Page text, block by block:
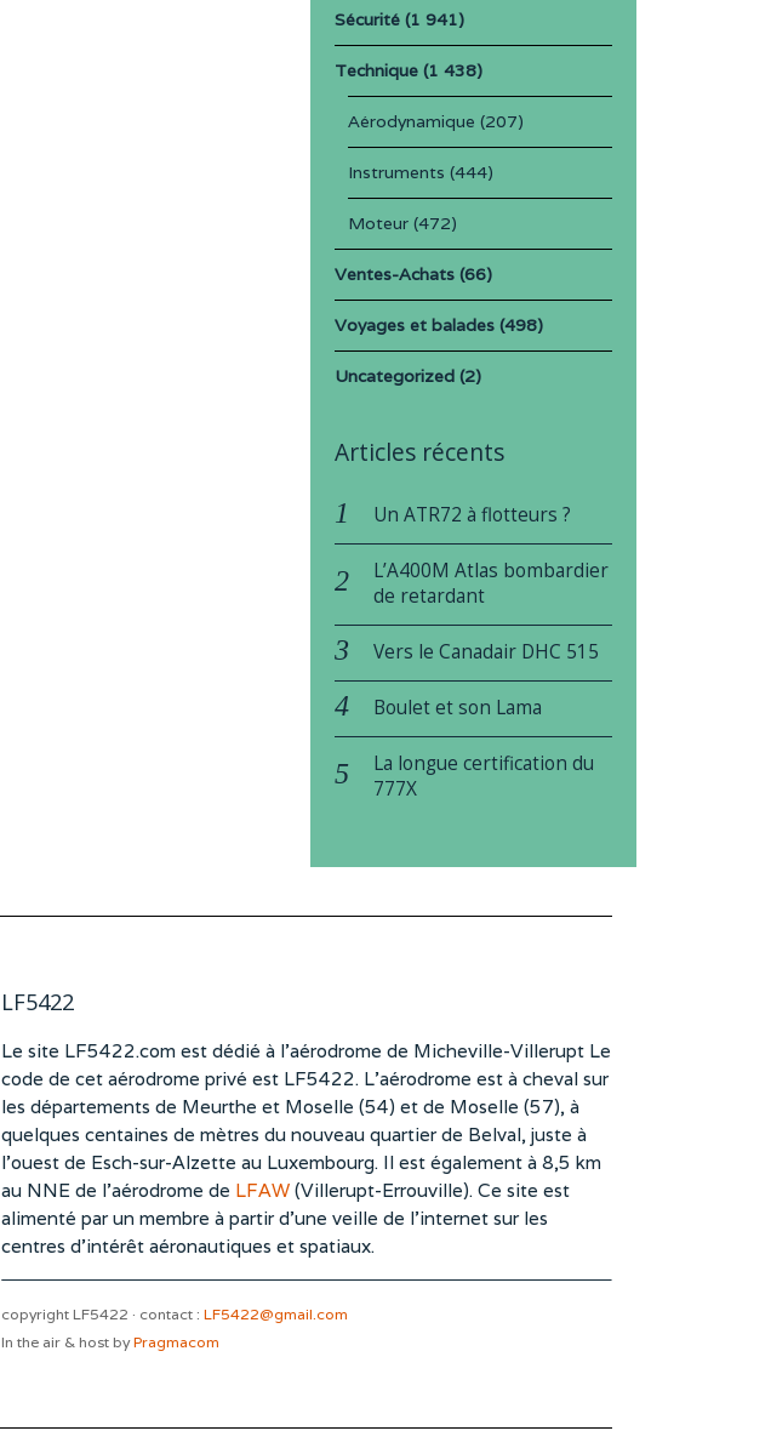
Sécurité(1 941)
Technique(1 438)
Aérodynamique (207)
Instruments (444)
Moteur(472)
Ventes-Achats(66)
Voyages et balades(498)
Uncategorized(2)
Articles récents
Un ATR72 à flotteurs ?
L’A400M Atlas bombardier
de retardant
Vers le Canadair DHC 515
Boulet et son Lama
La longue certification du
777X
LF5422
Le site LF5422.com est dédié à l’aérodrome de Micheville-Villerupt Le
code de cet aérodrome privé est LF5422. L’aérodrome est à cheval sur
les départements de Meurthe et Moselle (54) et de Moselle (57), à
quelques centaines de mètres du nouveau quartier de Belval, juste à
l’ouest de Esch-sur-Alzette au Luxembourg. Il est également à 8,5 km
au NNE de l’aérodrome de LFAW(Villerupt-Errouville). Ce site est
alimenté par un membre à partir d’une veille de l’internet sur les
centres d’intérêt aéronautiques et spatiaux.
copyright LF5422 · contact : LF5422@gmail.com
In the air & host byPragmacom